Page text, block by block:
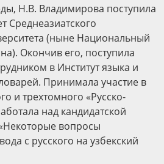
Н.В. Владимирова поступила
Среднеазиатского
(ныне Национальный
Окончив его, поступила
в Институт языка и
Принимала участие в
и трехтомного «Русско-
над кандидатской
вопросы
с русского на узбекский